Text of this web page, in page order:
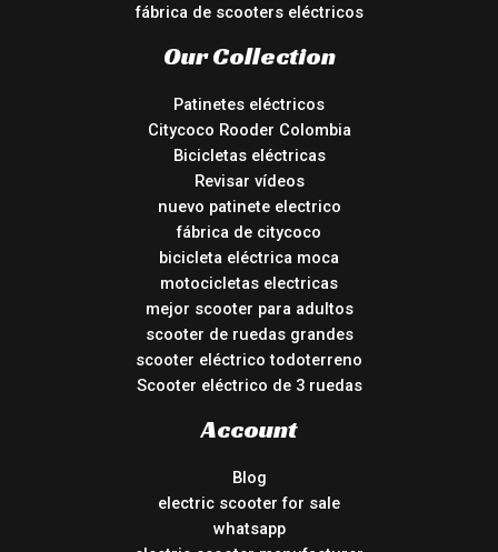
fábrica de scooters eléctricos
Our Collection
Patinetes eléctricos
Citycoco Rooder Colombia
Bicicletas eléctricas
Revisar vídeos
nuevo patinete electrico
fábrica de citycoco
bicicleta eléctrica moca
motocicletas electricas
mejor scooter para adultos
scooter de ruedas grandes
scooter eléctrico todoterreno
Scooter eléctrico de 3 ruedas
Account
Blog
electric scooter for sale
whatsapp